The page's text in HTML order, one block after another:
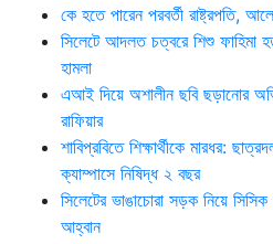
কে হতে পারেন পরবর্তী রাষ্ট্রপতি,
সিলেটে আদলত চত্বরে শিশু ফাহিমা
হামলা
এআই দিয়ে অশালীন ছবি ছড়ানোর
রাফিয়ার
শাবিপ্রবিতে শিক্ষার্থীকে মারধর:
ক্যাম্পাসে নিষিদ্ধ ২ বছর
সিলেটের ভাঙাচোরা সড়ক নিয়ে
আহ্বান